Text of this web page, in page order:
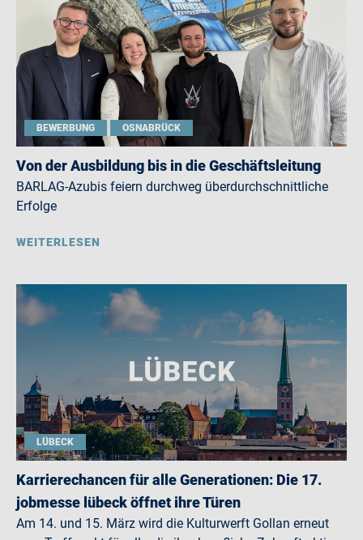
BEWERBUNG OSNABRÜCK
Von der Ausbildung bis in die Geschäftsleitung
BARLAG-Azubis feiern durchweg überdurchschnittliche
Erfolge
WEITERLESEN
LÜBECK
Karrierechancen für alle Generationen: Die 17.
jobmesse lübeck öffnet ihre Türen
Am 14. und 15. März wird die Kulturwerft Gollan erneut